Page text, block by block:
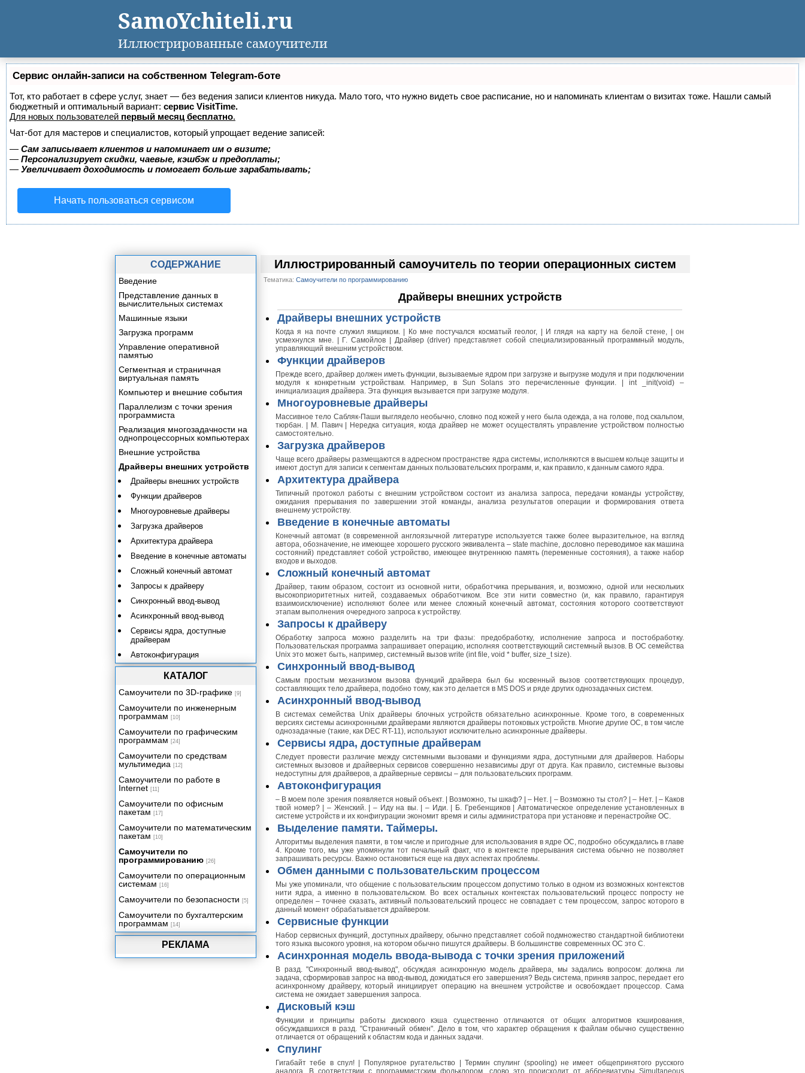
Сервис онлайн-записи на собственном Telegram-боте
Тот, кто работает в сфере услуг, знает — без ведения записи клиентов никуда. Мало того, что нужно видеть свое расписание, но и напоминать клиентам о визитах тоже. Нашли самый
бюджетный и оптимальный вариант: сервис VisitTime.
Для новых пользователей первый месяц бесплатно.
Чат-бот для мастеров и специалистов, который упрощает ведение записей:
— Сам записывает клиентов и напоминает им о визите;
— Персонализирует скидки, чаевые, кэшбэк и предоплаты;
— Увеличивает доходимость и помогает больше зарабатывать;
Начать пользоваться сервисом
Иллюстрированный самоучитель по теории операционных систем
Тематика: Самоучители по программированию
Драйверы внешних устройств
Драйверы внешних устройств
Когда я на почте служил ямщиком. | Ко мне постучался косматый геолог, | И глядя на карту на белой стене, | он
усмехнулся мне. | Г. Самойлов | Драйвер (driver) представляет собой специализированный программный модуль,
управляющий внешним устройством.
Функции драйверов
Прежде всего, драйвер должен иметь функции, вызываемые ядром при загрузке и выгрузке модуля и при подключении
модуля к конкретным устройствам. Например, в Sun Solans это перечисленные функции. | int _init(void) –
инициализация драйвера. Эта функция вызывается при загрузке модуля.
Многоуровневые драйверы
Массивное тело Сабляк-Паши выглядело необычно, словно под кожей у него была одежда, а на голове, под скальпом,
тюрбан. | М. Павич | Нередка ситуация, когда драйвер не может осуществлять управление устройством полностью
самостоятельно.
Загрузка драйверов
Чаще всего драйверы размещаются в адресном пространстве ядра системы, исполняются в высшем кольце защиты и
имеют доступ для записи к сегментам данных пользовательских программ, и, как правило, к данным самого ядра.
Архитектура драйвера
Типичный протокол работы с внешним устройством состоит из анализа запроса, передачи команды устройству,
ожидания прерывания по завершении этой команды, анализа результатов операции и формирования ответа
внешнему устройству.
Введение в конечные автоматы
Конечный автомат (в современной англоязычной литературе используется также более выразительное, на взгляд
автора, обозначение, не имеющее хорошего русского эквивалента – state machine, дословно переводимое как машина
состояний) представляет собой устройство, имеющее внутреннюю память (переменные состояния), а также набор
входов и выходов.
Сложный конечный автомат
Драйвер, таким образом, состоит из основной нити, обработчика прерывания, и, возможно, одной или нескольких
высокоприоритетных нитей, создаваемых обработчиком. Все эти нити совместно (и, как правило, гарантируя
взаимоисключение) исполняют более или менее сложный конечный автомат, состояния которого соответствуют
этапам выполнения очередного запроса к устройству.
Запросы к драйверу
Обработку запроса можно разделить на три фазы: предобработку, исполнение запроса и постобработку.
Пользовательская программа запрашивает операцию, исполняя соответствующий системный вызов. В ОС семейства
Unix это может быть, например, системный вызов write (int file, void * buffer, size_t size).
Синхронный ввод-вывод
Самым простым механизмом вызова функций драйвера был бы косвенный вызов соответствующих процедур,
составляющих тело драйвера, подобно тому, как это делается в MS DOS и ряде других однозадачных систем.
Асинхронный ввод-вывод
В системах семейства Unix драйверы блочных устройств обязательно асинхронные. Кроме того, в современных
версиях системы асинхронными драйверами являются драйверы потоковых устройств. Многие другие ОС, в том числе
однозадачные (такие, как DEC RT-11), используют исключительно асинхронные драйверы.
Сервисы ядра, доступные драйверам
Следует провести различие между системными вызовами и функциями ядра, доступными для драйверов. Наборы
системных вызовов и драйверных сервисов совершенно независимы друг от друга. Как правило, системные вызовы
недоступны для драйверов, а драйверные сервисы – для пользовательских программ.
Автоконфигурация
– В моем поле зрения появляется новый объект. | Возможно, ты шкаф? | – Нет. | – Возможно ты стол? | – Нет. | – Каков
твой номер? | – Женский. | – Иду на вы. | – Иди. | Б. Гребенщиков | Автоматическое определение установленных в
системе устройств и их конфигурации экономит время и силы администратора при установке и перенастройке ОС.
Выделение памяти. Таймеры.
Алгоритмы выделения памяти, в том числе и пригодные для использования в ядре ОС, подробно обсуждались в главе
4. Кроме того, мы уже упомянули тот печальный факт, что в контексте прерывания система обычно не позволяет
запрашивать ресурсы. Важно остановиться еще на двух аспектах проблемы.
Обмен данными с пользовательским процессом
Мы уже упоминали, что общение с пользовательским процессом допустимо только в одном из возможных контекстов
нити ядра, а именно в пользовательском. Во всех остальных контекстах пользовательский процесс попросту не
определен – точнее сказать, активный пользовательский процесс не совпадает с тем процессом, запрос которого в
данный момент обрабатывается драйвером.
Сервисные функции
Набор сервисных функций, доступных драйверу, обычно представляет собой подмножество стандартной библиотеки
того языка высокого уровня, на котором обычно пишутся драйверы. В большинстве современных ОС это С.
Асинхронная модель ввода-вывода с точки зрения приложений
В разд. "Синхронный ввод-вывод", обсуждая асинхронную модель драйвера, мы задались вопросом: должна ли
задача, сформировав запрос на ввод-вывод, дожидаться его завершения? Ведь система, приняв запрос, передает его
асинхронному драйверу, который инициирует операцию на внешнем устройстве и освобождает процессор. Сама
система не ожидает завершения запроса.
Дисковый кэш
Функции и принципы работы дискового кэша существенно отличаются от общих алгоритмов кэширования,
обсуждавшихся в разд. "Страничный обмен". Дело в том, что характер обращения к файлам обычно существенно
отличается от обращений к областям кода и данных задачи.
Спулинг
Гигабайт тебе в спул! | Популярное ругательство | Термин спулинг (spooling) не имеет общепринятого русского
аналога. В соответствии с программистским фольклором, слово это происходит от аббревиатуры Simultaneous
РЕКЛАМА
СОДЕРЖАНИЕ
Введение
Представление данных в
вычислительных системах
Машинные языки
Загрузка программ
Управление оперативной
памятью
Сегментная и страничная
виртуальная память
Компьютер и внешние события
Параллелизм с точки зрения
программиста
Реализация многозадачности на
однопроцессорных компьютерах
Внешние устройства
Драйверы внешних устройств
Драйверы внешних устройств
Функции драйверов
Многоуровневые драйверы
Загрузка драйверов
Архитектура драйвера
Введение в конечные автоматы
Сложный конечный автомат
Запросы к драйверу
Синхронный ввод-вывод
Асинхронный ввод-вывод
Сервисы ядра, доступные
драйверам
Автоконфигурация
Выделение памяти. Таймеры.
пользовательским процессом
Сервисные функции
Асинхронная модель ввода-
вывода с точки зрения
приложений
Дисковый кэш
Спулинг
Файловые системы
Безопасность
Приложение. Обзор архитектур
современных ОС.
КАТАЛОГ
Самоучители по 3D-графике [9]
Самоучители по инженерным
программам [10]
Самоучители по графическим
программам [24]
Самоучители по средствам
мультимедиа [12]
Самоучители по работе в
Internet [11]
Самоучители по офисным
пакетам [17]
Самоучители по математическим
пакетам [10]
Самоучители по
программированию [26]
Самоучители по операционным
системам [16]
Самоучители по безопасности [5]
Самоучители по бухгалтерским
программам [14]
SamoYchiteli.ru
Иллюстрированные самоучители